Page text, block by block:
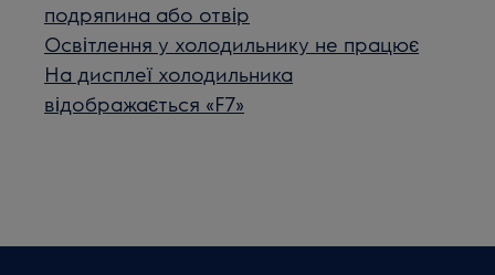
подряпина або отвір
Освітлення у холодильнику не працює
На дисплеї холодильника
відображається «F7»